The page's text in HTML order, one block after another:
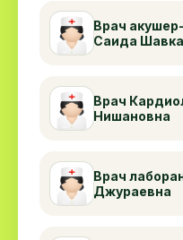
Врач
Саида
Врач
Нишановна
Врач
Джураевна